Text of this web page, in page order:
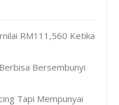
RM111,560 Ketika
Bersembunyi
Tapi Mempunyai